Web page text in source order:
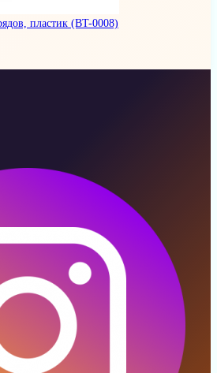
пластик (BT-0008)